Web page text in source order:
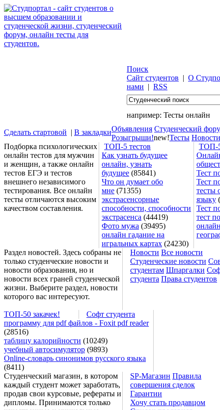
Поиск
Сайт студентов | О
нами | RSS
например: Тесты онлайн
Сделать стартовой | В закладкиОбъявления Студенческий
Тесты Новости
Розыгрыши!new!
Подборка психологических
онлайн тестов для мужчин
и женщин, а также онлайн
тестов ЕГЭ и тестов
внешнего независимого
тестирования. Все онлайн
тесты отличаются высоким
качеством составления.
ТОП-5 тестов
ТОП-
Как узнать будущее
онлайн, узнать
будущее (85841)
Что он думает обо
мне (71355)
экстрасенсорные
способности, способности
экстрасенса (44419)
Фото мужа (39495)
онлайн гадание на
игральных картах (24230)
Тест
Тест
тесты
языку
Тест
тест
Раздел новостей. Здесь собраны не
только студенческие новости и
новости образования, но и
новости всех граней студенческой
жизни. Выберите раздел, новости
которого вас интересуют.
Новости Все новости
Студенческие новости
студентам Шпаргалки
студента Права студентов
ТОП-50 закачек!
Софт студента
программу для pdf файлов - Foxit pdf reader
(28516)
таблицу калорийности (10249)
учебный автосимулятор (9893)
Online-словарь синонимов русского языка
(8411)
Студенческий магазин, в котором
каждый студент может заработать,
продав свои курсовые, рефераты и
дипломы. Принимаются только
SP-Магазин Правила
совершения сделок
Гарантии
Хочу стать продавцом